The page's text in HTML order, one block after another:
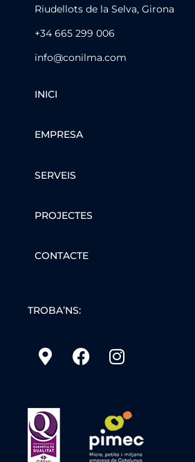
Riudellots de la Selva, Girona
+34 665 299 006
info@conilma.com
INICI
EMPRESA
SERVEIS
PROJECTES
CONTACTE
TROBA’NS: